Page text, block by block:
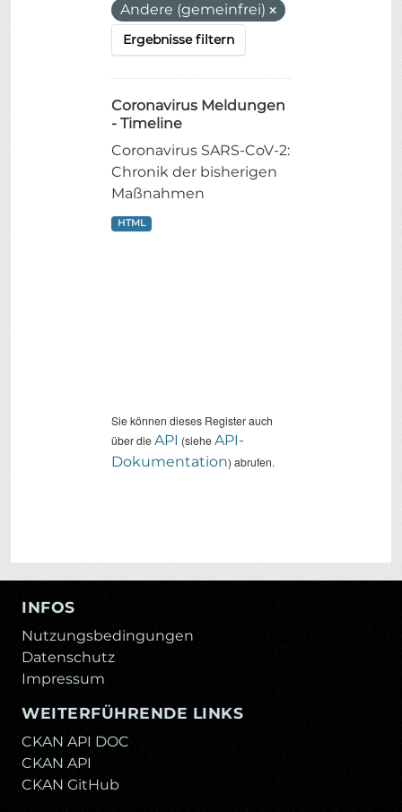
Andere (gemeinfrei)
Ergebnisse filtern
Coronavirus Meldungen
- Timeline
Coronavirus SARS-CoV-2:
Chronik der bisherigen
Maßnahmen
HTML
Sie können dieses Register auch
über dieAPI (sieheAPI-
Dokumentation) abrufen.
INFOS
Nutzungsbedingungen
Datenschutz
Impressum
WEITERFÜHRENDE LINKS
CKAN API DOC
CKAN API
CKAN GitHub